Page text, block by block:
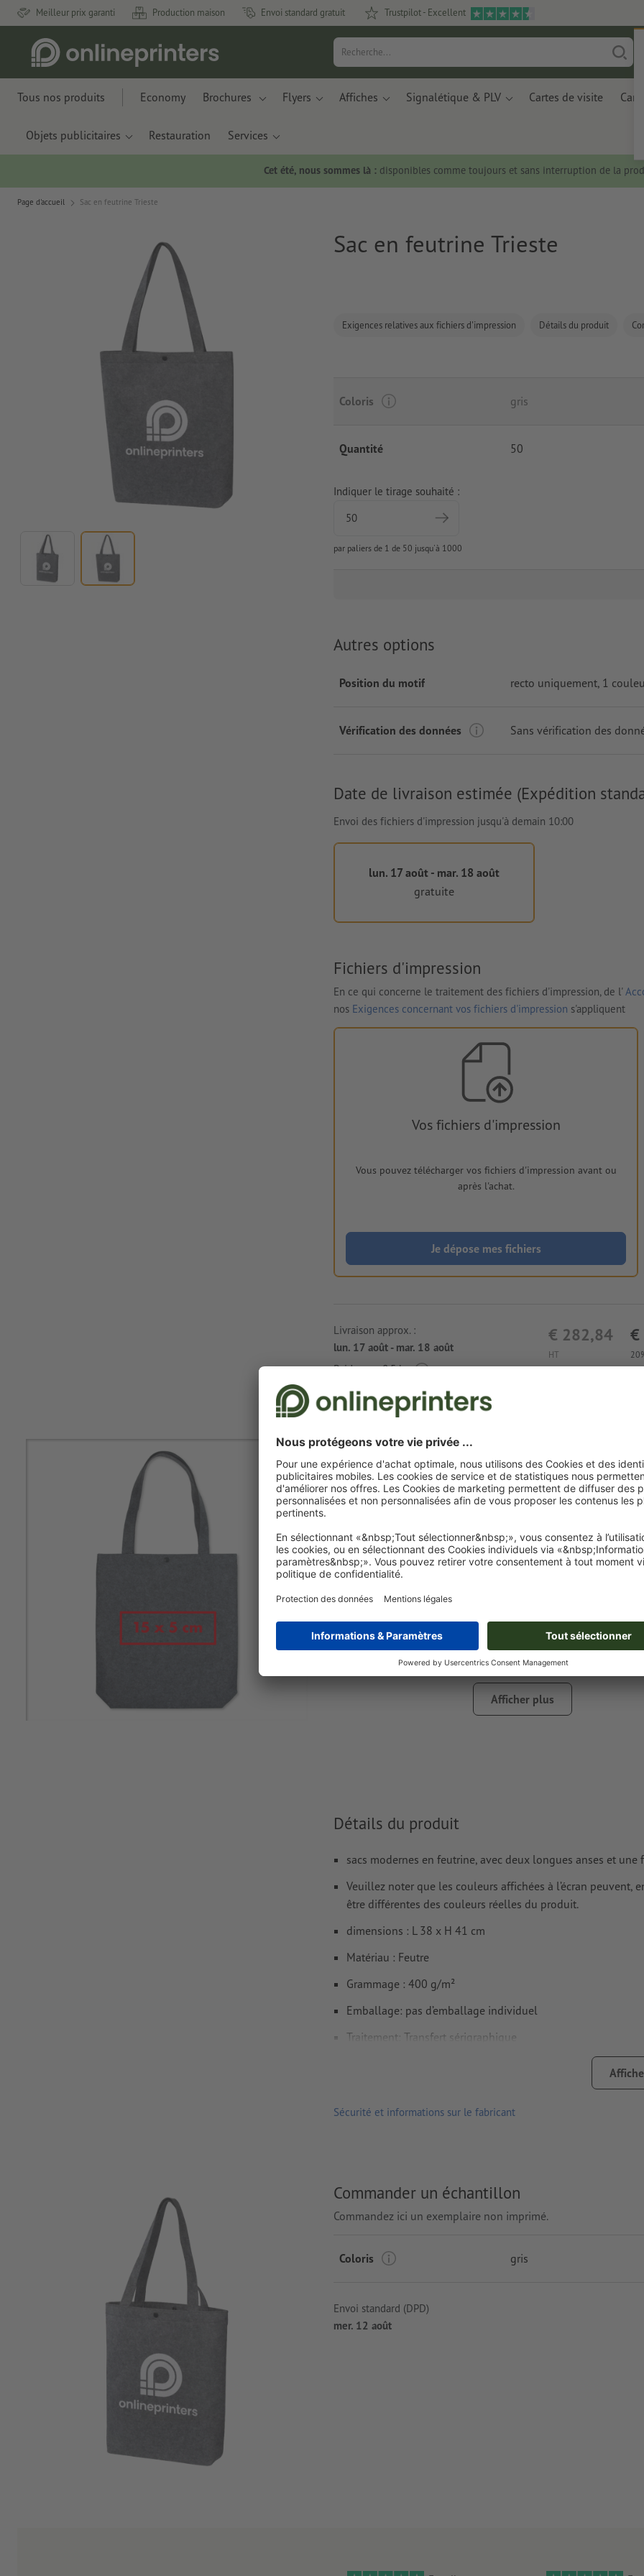
Meilleur prix garanti Production maison Envoi standard gratuit Trustpilot - Excellent
Tous nos produits Economy Brochures Flyers Affiches Signalétique & PLV Cartes de visite
Objets publicitaires Restauration Services
Cet été, nous sommes là :disponibles comme toujours et sans interruption de la
Page d'accueil Sac en feutrine Trieste
Sac en feutrine Trieste
Exigences relatives aux fichiers d'impression Détails du produit
Coloris gris
Quantité 50
Indiquer le tirage souhaité :
par paliers de 1 de 50 jusqu'à 1000
Autres options
Position du motif recto uniquement, 1
Vérification des données Sans vérification des
Date de livraison estimée (Expédition
Envoi des fichiers d'impression jusqu'à demain 10:00
lun. 17 août - mar. 18 août
gratuite
Fichiers d'impression
En ce qui concerne le traitement des fichiers d'impression, de l'
nos Exigences concernant vos fichiers d'impression s'appliquent
Vos fichiers d'impression
Vous pouvez télécharger vos fichiers d'impression avant ou
après l'achat.
Je dépose mes fichiers
HT
€ 282,84 €
Livraison approx. :
lun. 17 août - mar. 18 août
Poids: env.8,5 kg
Exigences relatives aux fichiers d'impression
feutrine Trieste
Format de données: 15 x 5 cm
Particularités lors de la création des données d'impression :
le produit peut être imprimé avec unecouleur spéciale
Pantone FORMULA GUIDE Uncoated, sauf couleurs
en cas decouleur blanche
imprimé
Le PDF « prêt à l’impression » ne peut contenir que des
images et modèles JPEG ou TIFF ne conviennent pas
Vous trouverez de plus amples informations et conseils
dans notre espace Aide / F.A.Q.
Afficher plus
Détails du produit
sacs modernes en feutrine, avec deux longues anses et
Veuillez noter que les couleurs affichées à l’écran peuvent,
être différentes des couleurs réelles du produit.
dimensions : L 38 x H 41 cm
Matériau : Feutre
Grammage : 400 g/m²
Emballage: pas d’emballage individuel
Traitement: Transfert sérigraphique
Sécurité et informations sur le fabricant
Commander un échantillon
Commandez ici un exemplaire non imprimé.
Coloris gris
Envoi standard (DPD)
mer. 12 août